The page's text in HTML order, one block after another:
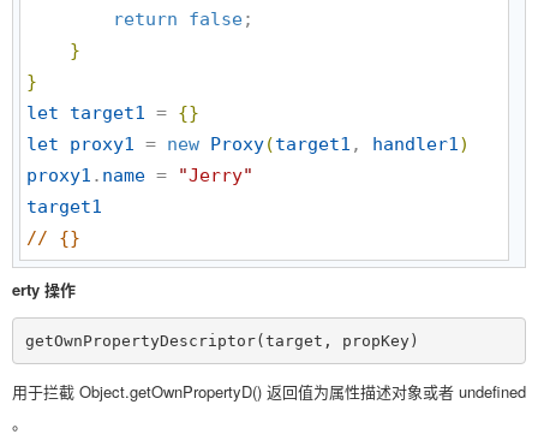
return
false;
}
}
let
target1 = {}
let
proxy1 = new Proxy(target1 , handler1)
proxy1 . name = "Jerry"
target1
// {}
erty 操作
getOwnPropertyDescriptor(target, propKey)
用于拦截 Object.getOwnPropertyD() 返回值为属性描述对象或者 undefined
。